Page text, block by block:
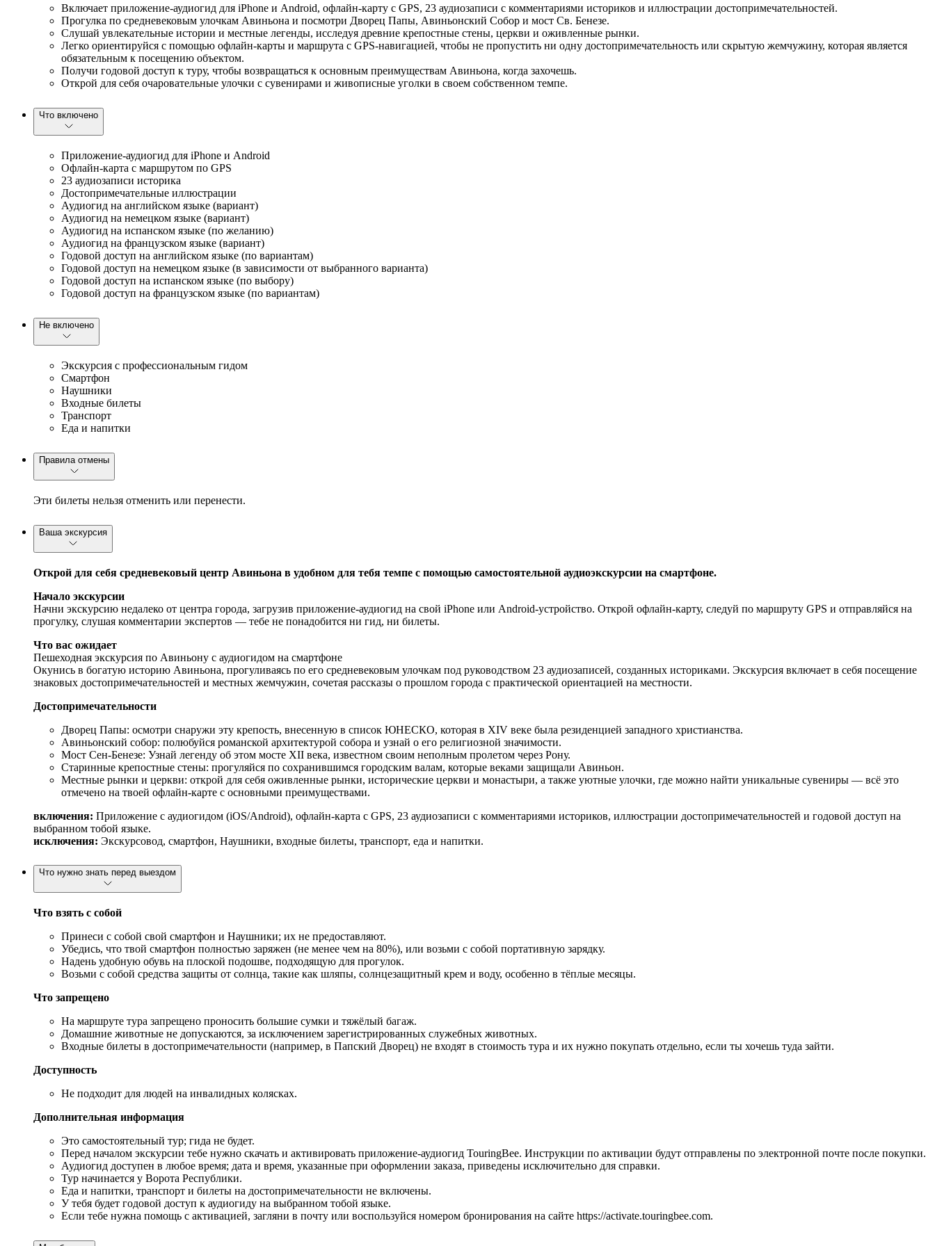
Включает приложение-аудиогид для iPhone и Android, офлайн-карту с GPS, 23 аудиозаписи с комментариями историков и иллюстрации достопримечательностей.
Прогулка по средневековым улочкам Авиньона и посмотри Дворец Папы, Авиньонский Собор и мост Св. Бенезе.
Слушай увлекательные истории и местные легенды, исследуя древние крепостные стены, церкви и оживленные рынки.
Легко ориентируйся с помощью офлайн-карты и маршрута с GPS-навигацией, чтобы не пропустить ни одну достопримечательность или скрытую жемчужину, которая является
обязательным к посещению объектом.
Получи годовой доступ к туру, чтобы возвращаться к основным преимуществам Авиньона, когда захочешь.
Открой для себя очаровательные улочки с сувенирами и живописные уголки в своем собственном темпе.
Что включено
Приложение-аудиогид для iPhone и Android
Офлайн-карта с маршрутом по GPS
23 аудиозаписи историка
Достопримечательные иллюстрации
Аудиогид на английском языке (вариант)
Аудиогид на немецком языке (вариант)
Аудиогид на испанском языке (по желанию)
Аудиогид на французском языке (вариант)
Годовой доступ на английском языке (по вариантам)
Годовой доступ на немецком языке (в зависимости от выбранного варианта)
Годовой доступ на испанском языке (по выбору)
Годовой доступ на французском языке (по вариантам)
Не включено
Экскурсия с профессиональным гидом
Смартфон
Наушники
Входные билеты
Транспорт
Еда и напитки
Правила отмены
Эти билеты нельзя отменить или перенести.
Ваша экскурсия
Открой для себя средневековый центр Авиньона в удобном для тебя темпе с помощью самостоятельной аудиоэкскурсии на смартфоне.
Начало экскурсии
Начни экскурсию недалеко от центра города, загрузив приложение-аудиогид на свой iPhone или Android-устройство. Открой офлайн-карту, следуй по маршруту GPS и отправляйся на
прогулку, слушая комментарии экспертов — тебе не понадобится ни гид, ни билеты.
Что вас ожидает
Пешеходная экскурсия по Авиньону с аудиогидом на смартфоне
Окунись в богатую историю Авиньона, прогуливаясь по его средневековым улочкам под руководством 23 аудиозаписей, созданных историками. Экскурсия включает в себя посещение
знаковых достопримечательностей и местных жемчужин, сочетая рассказы о прошлом города с практической ориентацией на местности.
Достопримечательности
Дворец Папы: осмотри снаружи эту крепость, внесенную в список ЮНЕСКО, которая в XIV веке была резиденцией западного христианства.
Авиньонский собор: полюбуйся романской архитектурой собора и узнай о его религиозной значимости.
Мост Сен-Бенезе: Узнай легенду об этом мосте XII века, известном своим неполным пролетом через Рону.
Старинные крепостные стены: прогуляйся по сохранившимся городским валам, которые веками защищали Авиньон.
Местные рынки и церкви: открой для себя оживленные рынки, исторические церкви и монастыри, а также уютные улочки, где можно найти уникальные сувениры — всё это
отмечено на твоей офлайн-карте с основными преимуществами.
включения: Приложение с аудиогидом (iOS/Android), офлайн-карта с GPS, 23 аудиозаписи с комментариями историков, иллюстрации достопримечательностей и годовой доступ на
выбранном тобой языке.
исключения: Экскурсовод, смартфон, Наушники, входные билеты, транспорт, еда и напитки.
Что нужно знать перед выездом
Что взять с собой
Принеси с собой свой смартфон и Наушники; их не предоставляют.
Убедись, что твой смартфон полностью заряжен (не менее чем на 80%), или возьми с собой портативную зарядку.
Надень удобную обувь на плоской подошве, подходящую для прогулок.
Возьми с собой средства защиты от солнца, такие как шляпы, солнцезащитный крем и воду, особенно в тёплые месяцы.
Что запрещено
На маршруте тура запрещено проносить большие сумки и тяжёлый багаж.
Домашние животные не допускаются, за исключением зарегистрированных служебных животных.
Входные билеты в достопримечательности (например, в Папский Дворец) не входят в стоимость тура и их нужно покупать отдельно, если ты хочешь туда зайти.
Доступность
Не подходит для людей на инвалидных колясках.
Дополнительная информация
Это самостоятельный тур; гида не будет.
Перед началом экскурсии тебе нужно скачать и активировать приложение-аудиогид TouringBee. Инструкции по активации будут отправлены по электронной почте после покупки.
Аудиогид доступен в любое время; дата и время, указанные при оформлении заказа, приведены исключительно для справки.
Тур начинается у Ворота Республики.
Еда и напитки, транспорт и билеты на достопримечательности не включены.
У тебя будет годовой доступ к аудиогиду на выбранном тобой языке.
Если тебе нужна помощь с активацией, загляни в почту или воспользуйся номером бронирования на сайте https://activate.touringbee.com.